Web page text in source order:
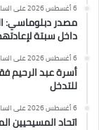
6 أغسطس 2026 على الساعة 8:37 مساءً
مصدر دبلوماسي:
داخل سبتة
6 أغسطس 2026 على الساعة 6:46 مساءً
أسرة عبد الرحيم
للتدخل
6 أغسطس 2026 على الساعة 12:12 مساءً
اتحاد المسيحيين